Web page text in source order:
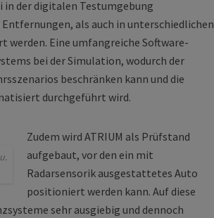
in der digitalen Testumgebung
als auch in unterschiedlichen
werden. Eine umfangreiche Software-
bei der Simulation, wodurch der
beschränken kann und die
durchgeführt wird.
Zudem wird ATRIUM als Prüfstand
aufgebaut, vor den ein mit
Radarsensorik ausgestattetes Auto
positioniert werden kann. Auf diese
sehr ausgiebig und dennoch